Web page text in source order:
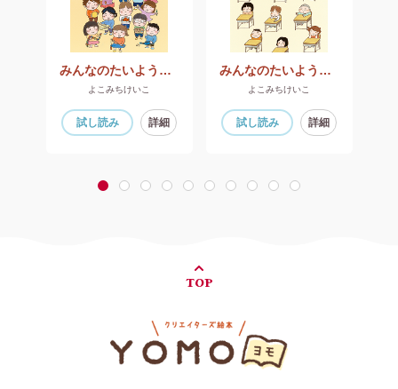
みんなのたいよう学級 係活動でGO～！
よこみちけいこ
試し読み 詳細
みんなのたいよう学級 学級会でGO～！
よこみちけいこ
試し読み 詳細
1 2 3 4 5 6 7 8 9 10
TOP